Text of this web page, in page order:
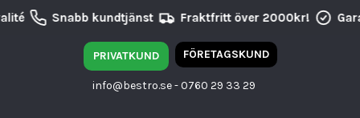
Snabb kundtjänst Fraktfritt över 2000kr!
PRIVATKUND FÖRETAGSKUND
info@bestro.se- 0760 29 33 29